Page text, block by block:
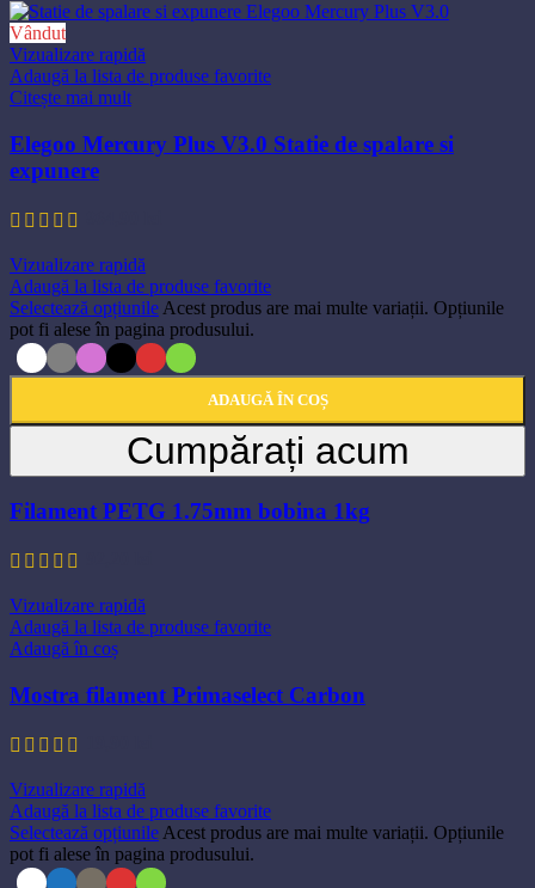
Vândut
Vizualizare rapidă
Adaugă la lista de produse favorite
Citește mai mult
Elegoo Mercury Plus V3.0 Statie de spalare si
expunere
Vizualizare rapidă
Adaugă la lista de produse favorite
Selectează opțiunile Acest produs are mai multe variații. Opțiunile
pot fi alese în pagina produsului.
ADAUGĂ ÎN COȘ
Cumpărați acum
Filament PETG 1.75mm bobina 1kg
Vizualizare rapidă
Adaugă la lista de produse favorite
Adaugă în coș
Mostra filament Primaselect Carbon
Vizualizare rapidă
Adaugă la lista de produse favorite
Selectează opțiunile Acest produs are mai multe variații. Opțiunile
pot fi alese în pagina produsului.